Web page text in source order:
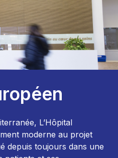
L’Hôpital
moderne au projet
depuis toujours dans une